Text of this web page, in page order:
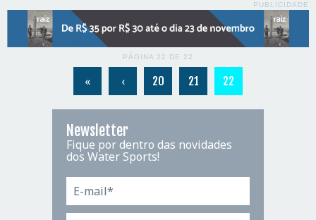
PUBLICIDADE
PÁGINA 22 DE 22
« ‹ 20 21 22
Newsletter
Fique por dentro das novidades
dos Water Sports!